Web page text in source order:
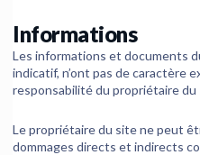
Informations
Les informations et documents
indicatif, n’ont pas de caractère
responsabilité du propriétaire du
Le propriétaire du site ne peut
dommages directs et indirects